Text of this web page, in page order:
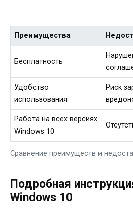
Сравнение преимуществ и
Преимущества
Бесплатность
Удобство
использования
Риск
Работа на всех версиях
Windows 10
Подробная
Windows 10